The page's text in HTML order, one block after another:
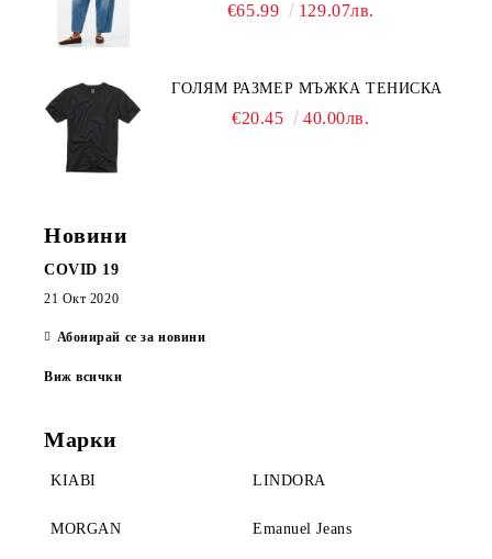
€65.99 129.07лв.
ГОЛЯМ РАЗМЕР МЪЖКА ТЕНИСКА
€20.45 40.00лв.
Новини
COVID 19
21 Окт 2020
Абонирай се за новини
Виж всички
Марки
KIABI LINDORA
MORGAN Emanuel Jeans